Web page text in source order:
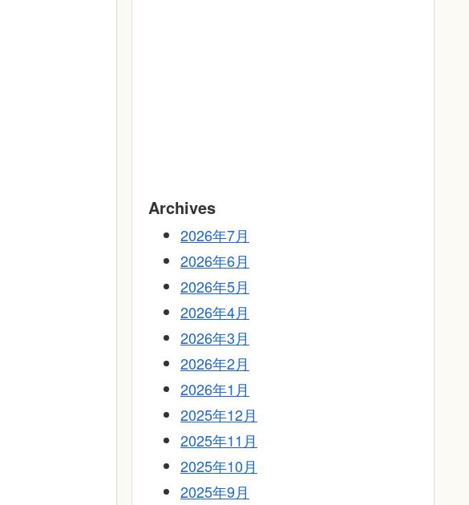
Archives
2026年7月
2026年6月
2026年5月
2026年4月
2026年3月
2026年2月
2026年1月
2025年12月
2025年11月
2025年10月
2025年9月